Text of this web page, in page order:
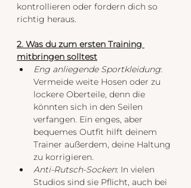
kontrollieren oder fordern dich so
richtig heraus.
2. Was du zum ersten Training
mitbringen solltest
Eng anliegende Sportkleidung:
Vermeide weite Hosen oder zu
lockere Oberteile, denn die
könnten sich in den Seilen
verfangen. Ein enges, aber
bequemes Outfit hilft deinem
Trainer außerdem, deine Haltung
zu korrigieren.
Anti-Rutsch-Socken: In vielen
Studios sind sie Pflicht, auch bei